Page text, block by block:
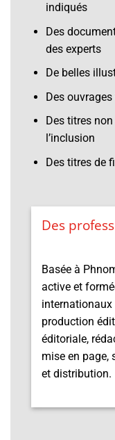
indiqués
Des
des experts
De belles
Des
Des titres
l’inclusion
Des titres de
Des
Basée à
active et
internationaux
production
éditoriale,
mise en page,
et distribution.